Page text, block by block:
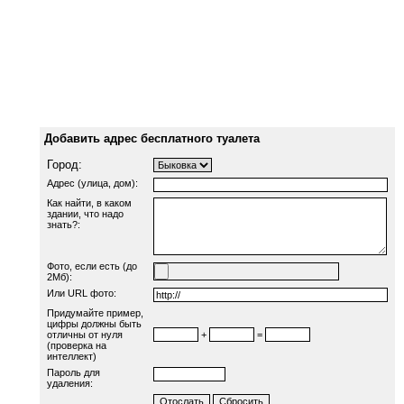
Добавить адрес бесплатного туалета
Город:
Адрес (улица, дом):
Как найти, в каком
здании, что надо
знать?:
Фото, если есть (до
2Мб):
Или URL фото:
Придумайте пример,
цифры должны быть
отличны от нуля
(проверка на
интеллект)
+ =
Пароль для
удаления: